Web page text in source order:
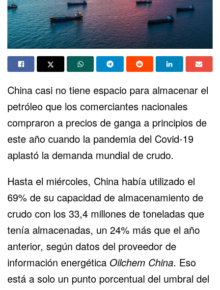
China casi no tiene espacio para almacenar el
petróleo que los comerciantes nacionales
compraron a precios de ganga a principios de
este año cuando la pandemia del Covid-19
aplastó la demanda mundial de crudo.
Hasta el miércoles, China había utilizado el
69% de su capacidad de almacenamiento de
crudo con los 33,4 millones de toneladas que
tenía almacenadas, un 24% más que el año
anterior, según datos del proveedor de
información energética Oilchem China. Eso
está a solo un punto porcentual del umbral del